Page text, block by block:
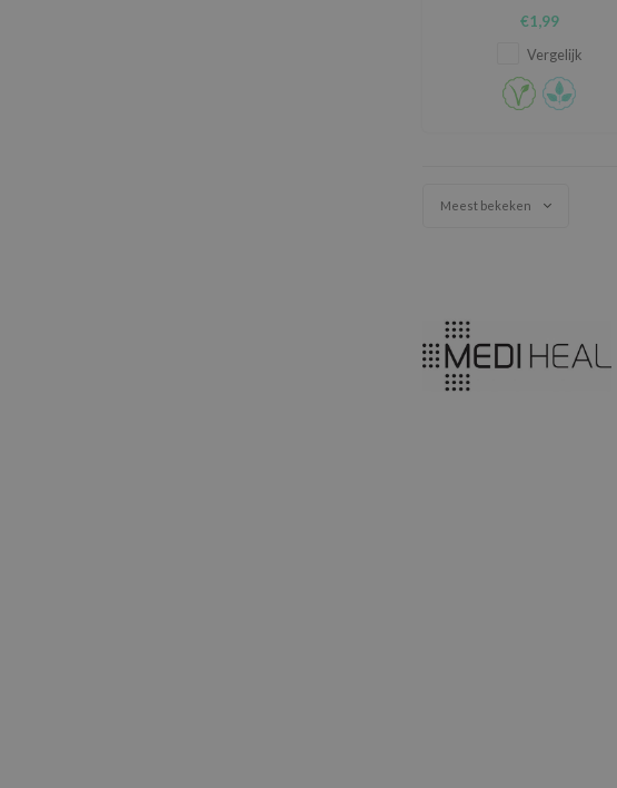
helpt de huid een frissere en
egalere uitstraling te geven
terwijl de huid intens wordt
gehydrateerd.
€1,99
Vergelijk
Meest bekeken